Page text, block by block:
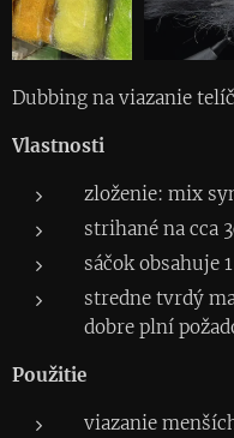
Dubbing na viazanie
Vlastnosti
zloženie: mix
strihané na cca
sáčok obsahuje
stredne tvrdý
dobre plní
Použitie
viazanie